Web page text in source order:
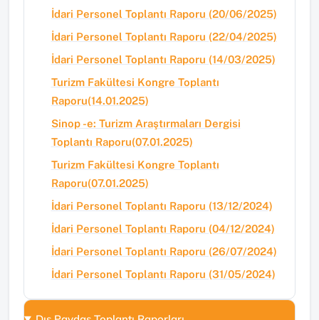
İdari Personel Toplantı Raporu (20/06/2025)
İdari Personel Toplantı Raporu (22/04/2025)
İdari Personel Toplantı Raporu (14/03/2025)
Turizm Fakültesi Kongre Toplantı
Raporu(14.01.2025)
Sinop -e: Turizm Araştırmaları Dergisi
Toplantı Raporu(07.01.2025)
Turizm Fakültesi Kongre Toplantı
Raporu(07.01.2025)
İdari Personel Toplantı Raporu (13/12/2024)
İdari Personel Toplantı Raporu (04/12/2024)
İdari Personel Toplantı Raporu (26/07/2024)
İdari Personel Toplantı Raporu (31/05/2024)